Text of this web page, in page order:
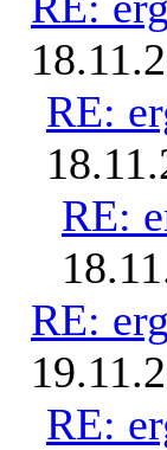
RE:
RE:
RE:
RE: